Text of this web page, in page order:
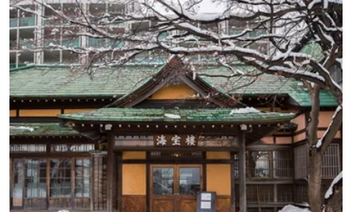
小樽駅からは徒歩10分強、バスもありますが...
小樽運河にもほど近く、何度でも時間を変えて見たい運河の風景もばっち
り堪能出来ます。
UNWIND HOTEL & BAR 小樽
https://www.hotel-unwind.com/otaru/